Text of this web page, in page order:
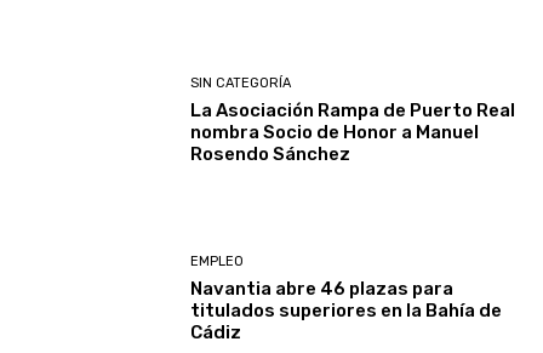
SIN CATEGORÍA
La Asociación Rampa de Puerto Real
nombra Socio de Honor a Manuel
Rosendo Sánchez
EMPLEO
Navantia abre 46 plazas para
titulados superiores en la Bahía de
Cádiz